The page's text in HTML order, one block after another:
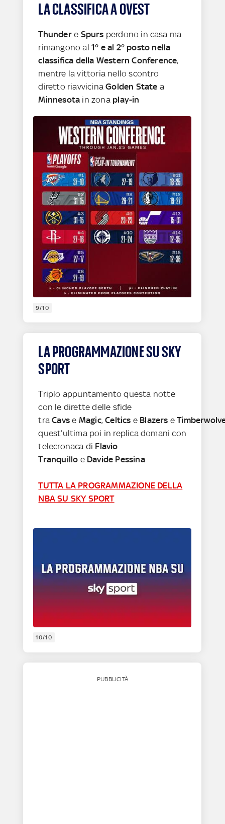
LA CLASSIFICA A OVEST
Thundere Spurs perdono in casa ma
rimangono al1° e al 2° posto nella
classifica della Western Conference,
mentre la vittoria nello scontro
diretto riavvicinaGolden State a
Minnesota in zona play-in
9/10
LA PROGRAMMAZIONE SU SKY
SPORT
Triplo appuntamento questa notte
con le dirette delle sfide
traCavse Magic,Celtics e Blazers e
quest’ultima poi in replica domani con
telecronaca di Flavio
Tranquillo e Davide Pessina
TUTTA LA PROGRAMMAZIONE DELLA
NBA SU SKY SPORT
10/10
PUBBLICITÀ